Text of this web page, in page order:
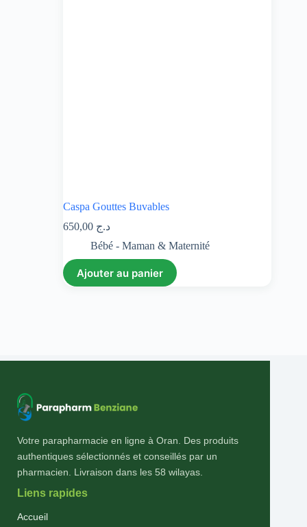
Caspa Gouttes Buvables
د.ج 650,00
Bébé - Maman & Maternité
Ajouter au panier
Votre parapharmacie en ligne à Oran. Des produits
authentiques sélectionnés et conseillés par un
pharmacien. Livraison dans les 58 wilayas.
Liens rapides
Accueil